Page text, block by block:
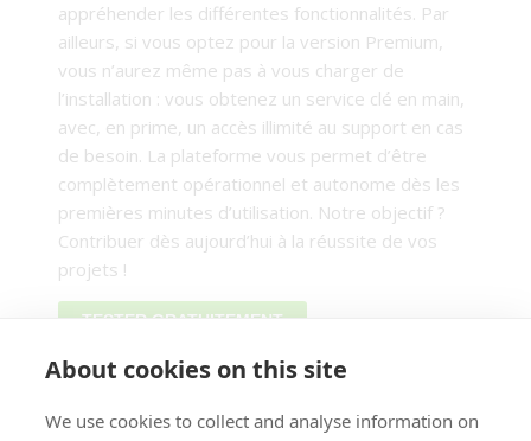
About cookies on this site
We use cookies to collect and analyse information on
appréhender les différentes fonctionnalités. Par
ailleurs, si vous optez pour la version Premium,
vous n’aurez même pas à vous charger de
l’installation : vous obtenez un service clé en main,
avec, en prime, un accès illimité au support en cas
de besoin. La plateforme vous permet d’être
complètement opérationnel et autonome dès les
premières minutes d’utilisation. Notre objectif ?
Contribuer dès aujourd’hui à la réussite de vos
projets !
TESTER GRATUITEMENT